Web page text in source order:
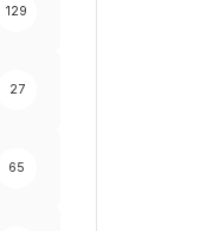
129
27
65